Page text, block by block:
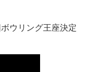
ウリング王座決定